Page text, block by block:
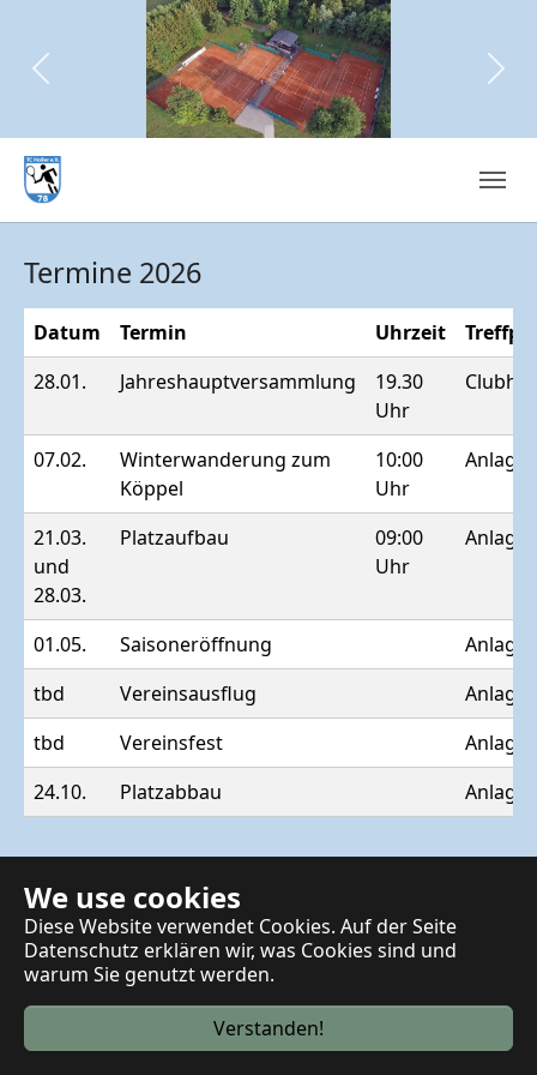
Previous Next
We use cookies
Diese Website verwendet Cookies. Auf der Seite
Datenschutz erklären wir, was Cookies sind und
warum Sie genutzt werden.
Verstanden!
Skip to main navigation
Skip to main content
Skip to page footer
Termine 2026
Datum Termin Uhrzeit
28.01.
Jahreshauptversammlung
19.30
Uhr
07.02.
Winterwanderung zum
Köppel
10:00
Uhr
Anlage
21.03.
und
28.03.
Platzaufbau
09:00
Uhr
Anlage
01.05. Saisoneröffnung
Anlage
tbd
Vereinsausflug
Anlage
tbd
Vereinsfest
Anlage
24.10.
Platzabbau Anlage
ImpressumundDatenschutz.
Facebook